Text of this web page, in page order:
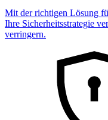
Mit der richtigen Lösung
Ihre Sicherheitsstrategie
verringern.